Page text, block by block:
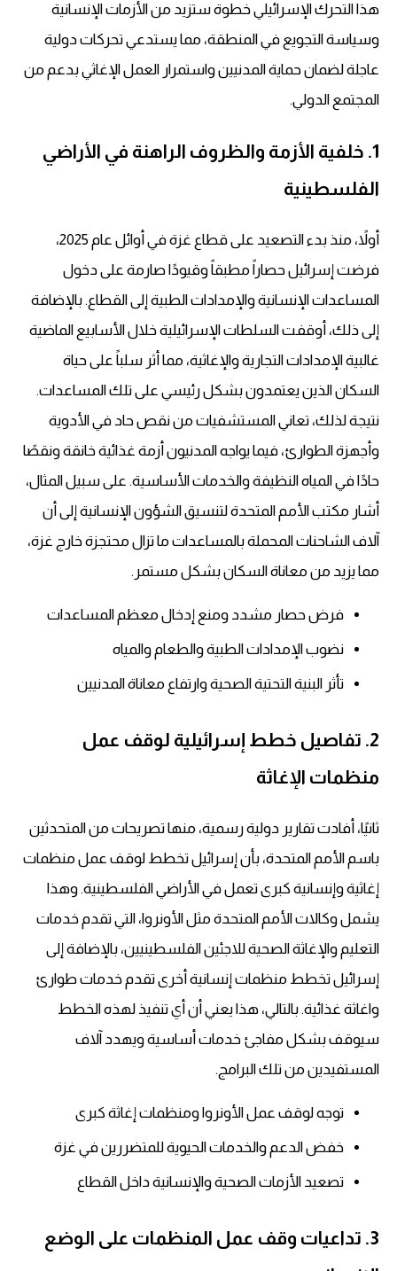
هذا التحرك الإسرائيلي خطوة ستزيد من الأزمات الإنسانية
وسياسة التجويع في المنطقة، مما يستدعي تحركات دولية
عاجلة لضمان حماية المدنيين واستمرار العمل الإغاثي بدعم من
المجتمع الدولي.
1. خلفية الأزمة والظروف الراهنة في الأراضي
الفلسطينية
أولاً، منذ بدء التصعيد على قطاع غزة في أوائل عام 2025،
فرضت إسرائيل حصاراً مطبقاً وقيودًا صارمة على دخول
المساعدات الإنسانية والإمدادات الطبية إلى القطاع. بالإضافة
إلى ذلك، أوقفت السلطات الإسرائيلية خلال الأسابيع الماضية
غالبية الإمدادات التجارية والإغاثية، مما أثر سلباً على حياة
السكان الذين يعتمدون بشكل رئيسي على تلك المساعدات.
نتيجة لذلك، تعاني المستشفيات من نقص حاد في الأدوية
وأجهزة الطوارئ، فيما يواجه المدنيون أزمة غذائية خانقة ونقصًا
حادًا في المياه النظيفة والخدمات الأساسية. على سبيل المثال،
أشار مكتب الأمم المتحدة لتنسيق الشؤون الإنسانية إلى أن
آلاف الشاحنات المحملة بالمساعدات ما تزال محتجزة خارج غزة،
مما يزيد من معاناة السكان بشكل مستمر.
فرض حصار مشدد ومنع إدخال معظم المساعدات
نضوب الإمدادات الطبية والطعام والمياه
تأثر البنية التحتية الصحية وارتفاع معاناة المدنيين
2. تفاصيل خطط إسرائيلية لوقف عمل
منظمات الإغاثة
ثانيًا، أفادت تقارير دولية رسمية، منها تصريحات من المتحدثين
باسم الأمم المتحدة، بأن إسرائيل تخطط لوقف عمل منظمات
إغاثية وإنسانية كبرى تعمل في الأراضي الفلسطينية. وهذا
يشمل وكالات الأمم المتحدة مثل الأونروا، التي تقدم خدمات
التعليم والإغاثة الصحية للاجئين الفلسطينيين، بالإضافة إلى
إسرائيل تخطط منظمات إنسانية أخرى تقدم خدمات طوارئ
واغاثة غذائية. بالتالي، هذا يعني أن أي تنفيذ لهذه الخطط
سيوقف بشكل مفاجئ خدمات أساسية ويهدد آلاف
المستفيدين من تلك البرامج.
توجه لوقف عمل الأونروا ومنظمات إغاثة كبرى
خفض الدعم والخدمات الحيوية للمتضررين في غزة
تصعيد الأزمات الصحية والإنسانية داخل القطاع
3. تداعيات وقف عمل المنظمات على الوضع